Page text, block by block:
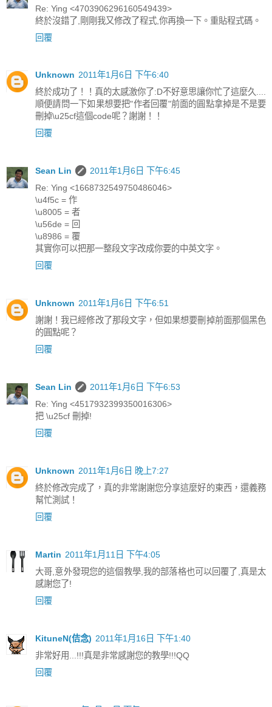
Re: Ying <4703906296160549439>
終於沒錯了,剛剛我又修改了程式,你再換一下。重貼程式碼。
回覆
Unknown 2011年1月6日 下午6:40
終於成功了！！真的太感激你了:D不好意思讓你忙了這麼久....
順便請問一下如果想要把"作者回覆"前面的圓點拿掉是不是要
刪掉\u25cf這個code呢？謝謝！！
回覆
Sean Lin
2011年1月6日 下午6:45
Re: Ying <1668732549750486046>
\u4f5c = 作
\u8005 = 者
\u56de = 回
\u8986 = 覆
其實你可以把那一整段文字改成你要的中英文字。
回覆
Unknown 2011年1月6日 下午6:51
謝謝！我已經修改了那段文字，但如果想要刪掉前面那個黑色
的圓點呢？
回覆
Sean Lin
2011年1月6日 下午6:53
Re: Ying <4517932399350016306>
把 \u25cf 刪掉!
回覆
Unknown 2011年1月6日 晚上7:27
終於修改完成了，真的非常謝謝您分享這麼好的東西，還義務
幫忙測試！
回覆
Martin 2011年1月11日 下午4:05
大哥,意外發現您的這個教學,我的部落格也可以回覆了,真是太
感謝您了!
回覆
KituneN(佶念) 2011年1月16日 下午1:40
非常好用...!!!真是非常感謝您的教學!!!QQ
回覆